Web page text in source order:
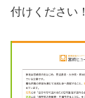
付けください！